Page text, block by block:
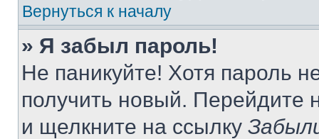
Вернуться к началу
» Я забыл пароль!
Не паникуйте! Хотя пароль
получить новый. Перейдите
и щелкните на ссылку